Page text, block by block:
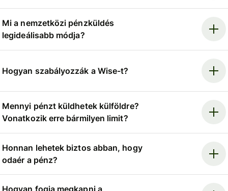
Mi a nemzetközi pénzküldés
legideálisabb módja?
Hogyan szabályozzák a Wise-t?
Mennyi pénzt küldhetek külföldre?
Vonatkozik erre bármilyen limit?
Honnan lehetek biztos abban, hogy
odaér a pénz?